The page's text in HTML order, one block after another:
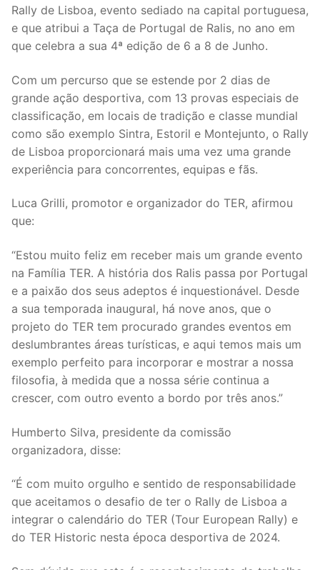
Rally de Lisboa, evento sediado na capital portuguesa,
e que atribui a Taça de Portugal de Ralis, no ano em
que celebra a sua 4ª edição de 6 a 8 de Junho.
Com um percurso que se estende por 2 dias de
grande ação desportiva, com 13 provas especiais de
classificação, em locais de tradição e classe mundial
como são exemplo Sintra, Estoril e Montejunto, o Rally
de Lisboa proporcionará mais uma vez uma grande
experiência para concorrentes, equipas e fãs.
Luca Grilli, promotor e organizador do TER, afirmou
que:
“Estou muito feliz em receber mais um grande evento
na Família TER. A história dos Ralis passa por Portugal
e a paixão dos seus adeptos é inquestionável. Desde
a sua temporada inaugural, há nove anos, que o
projeto do TER tem procurado grandes eventos em
deslumbrantes áreas turísticas, e aqui temos mais um
exemplo perfeito para incorporar e mostrar a nossa
filosofia, à medida que a nossa série continua a
crescer, com outro evento a bordo por três anos.”
Humberto Silva, presidente da comissão
organizadora, disse:
“É com muito orgulho e sentido de responsabilidade
que aceitamos o desafio de ter o Rally de Lisboa a
integrar o calendário do TER (Tour European Rally) e
do TER Historic nesta época desportiva de 2024.